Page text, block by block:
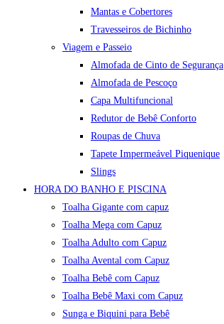
Mantas e Cobertores
Travesseiros de Bichinho
Viagem e Passeio
Almofada de Cinto de Segurança
Almofada de Pescoço
Capa Multifuncional
Redutor de Bebê Conforto
Roupas de Chuva
Tapete Impermeável Piquenique
Slings
HORA DO BANHO E PISCINA
Toalha Gigante com capuz
Toalha Mega com Capuz
Toalha Adulto com Capuz
Toalha Avental com Capuz
Toalha Bebê com Capuz
Toalha Bebê Maxi com Capuz
Sunga e Biquini para Bebê